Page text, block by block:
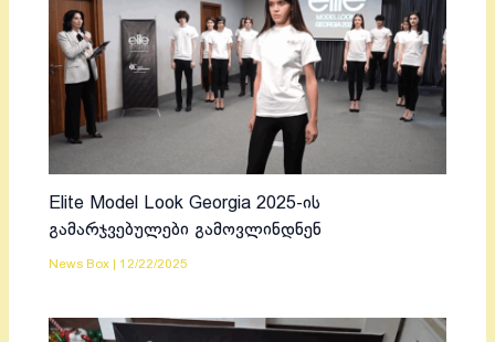
Elite Model Look Georgia 2025-ის
გამარჯვებულები გამოვლინდნენ
News Box |12/22/2025